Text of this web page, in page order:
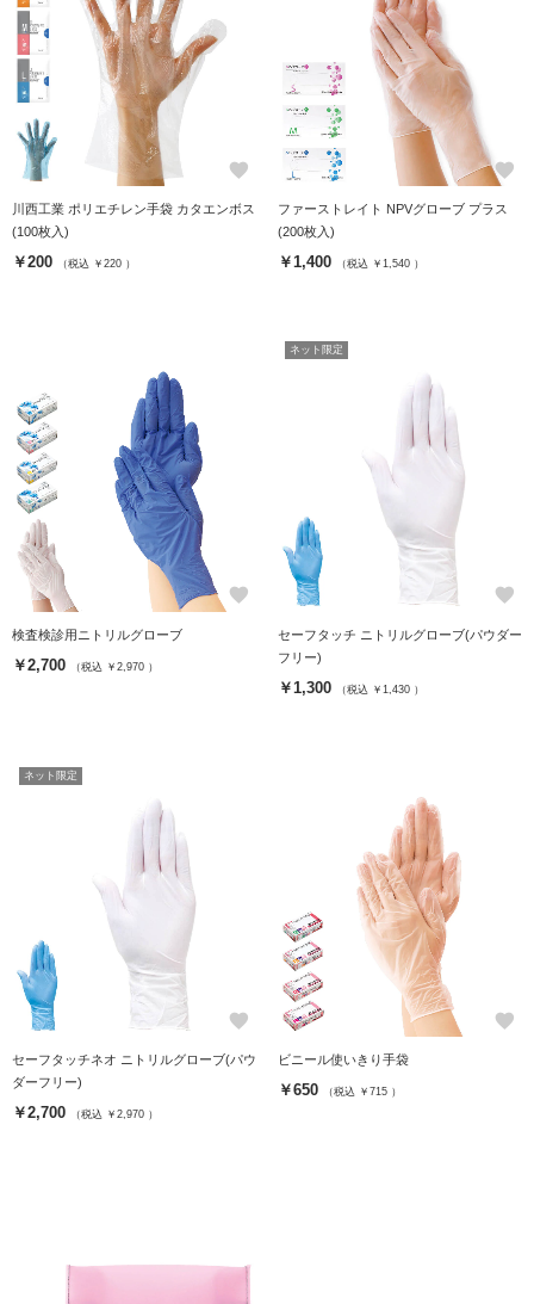
favorite
川西工業 ポリエチレン手袋 カタエンボス
(100枚入)
￥200 （税込 ￥220 ）
favorite
ファーストレイト NPVグローブ プラス
(200枚入)
￥1,400 （税込 ￥1,540 ）
favorite
検査検診用ニトリルグローブ
￥2,700 （税込 ￥2,970 ）
ネット限定
favorite
セーフタッチ ニトリルグローブ(パウダー
フリー)
￥1,300 （税込 ￥1,430 ）
ネット限定
favorite
セーフタッチネオ ニトリルグローブ(パウ
ダーフリー)
￥2,700 （税込 ￥2,970 ）
favorite
ビニール使いきり手袋
￥650 （税込 ￥715 ）